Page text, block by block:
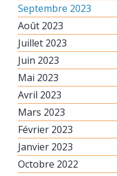
Septembre 2023
Août 2023
Juillet 2023
Juin 2023
Mai 2023
Avril 2023
Mars 2023
Février 2023
Janvier 2023
Octobre 2022